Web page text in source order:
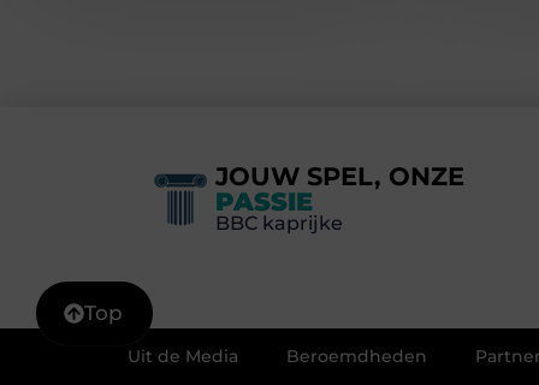
Top
JOUW SPEL, ONZE
PASSIE
BBC kaprijke
Uit de Media Beroemdheden